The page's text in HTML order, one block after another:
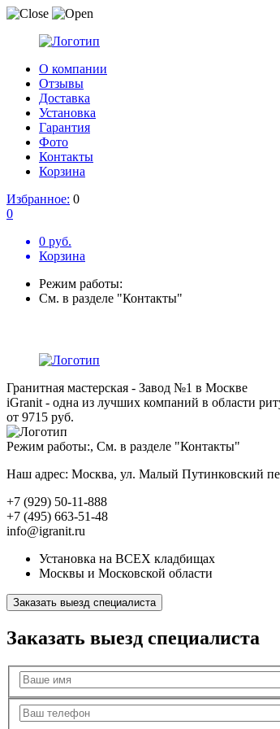
О компании
Отзывы
Доставка
Установка
Гарантия
Фото
Контакты
Корзина
Избранное: 0
0
0 руб.
Корзина
Режим работы:
См. в разделе "Контакты"
Гранитная мастерская - Завод №1 в Москве
iGranit - одна из лучших компаний в области
от 9715 руб.
Режим работы:, См. в разделе "Контакты"
Наш адрес: Москва, ул. Малый Путинковский
+7 (929) 50-11-888
+7 (495) 663-51-48
info@igranit.ru
Установка на ВСЕХ кладбищах
Москвы и Московской области
Заказать выезд специалиста
Заказать выезд специалиста